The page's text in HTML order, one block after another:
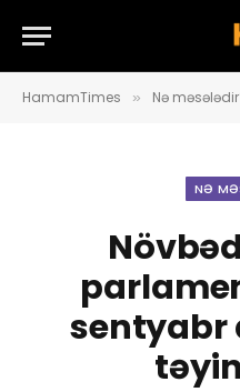
HamamTimes » Nə
NƏ
sentyabr